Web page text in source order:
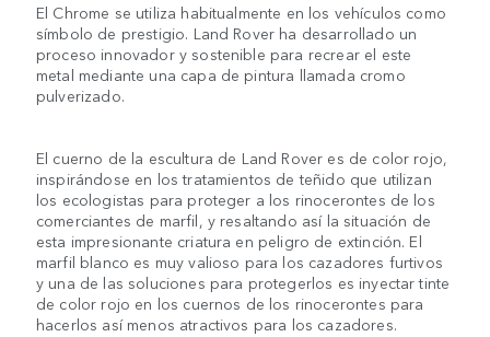
El Chrome se utiliza habitualmente en los vehículos como
símbolo de prestigio. Land Rover ha desarrollado un
proceso innovador y sostenible para recrear el este
metal mediante una capa de pintura llamada cromo
pulverizado.
El cuerno de la escultura de Land Rover es de color rojo,
inspirándose en los tratamientos de teñido que utilizan
los ecologistas para proteger a los rinocerontes de los
comerciantes de marfil, y resaltando así la situación de
esta impresionante criatura en peligro de extinción. El
marfil blanco es muy valioso para los cazadores furtivos
y una de las soluciones para protegerlos es inyectar tinte
de color rojo en los cuernos de los rinocerontes para
hacerlos así menos atractivos para los cazadores.